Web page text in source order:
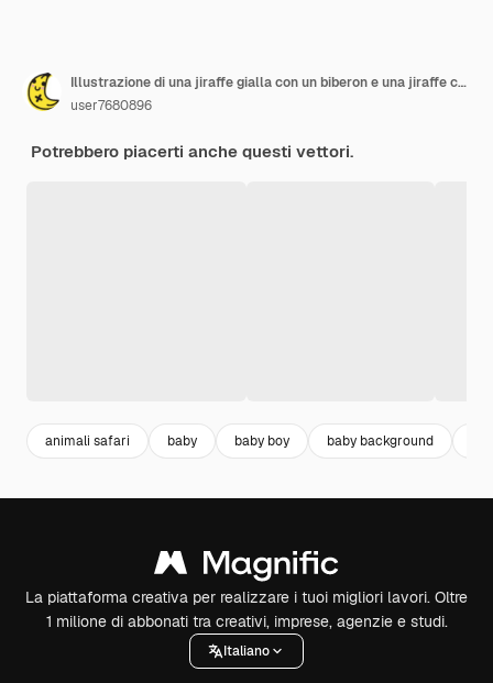
Illustrazione di una jiraffe gialla con un biberon e una jiraffe che dorme su una luna
user7680896
Potrebbero piacerti anche questi vettori.
animali safari baby baby boy baby background
La piattaforma creativa per realizzare i tuoi migliori lavori. Oltre
1 milione di abbonati tra creativi, imprese, agenzie e studi.
Italiano